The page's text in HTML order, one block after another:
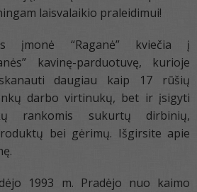
laisvalaikio praleidimui!
įmonė “Raganė” kviečia į
kavinę-parduotuvę, kurioje
daugiau kaip 17 rūšių
darbo virtinukų, bet ir įsigyti
rankomis sukurtų dirbinių,
bei gėrimų. Išgirsite apie
1993 m. Pradėjo nuo kaimo